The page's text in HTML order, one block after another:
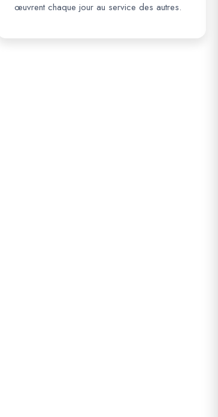
œuvrent chaque jour au service des autres.